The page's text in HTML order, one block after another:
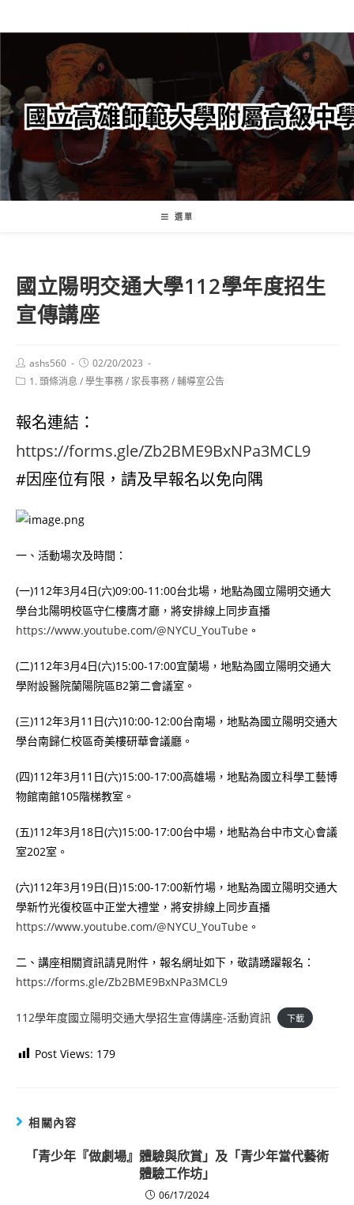
轉
要
內
容
選單
國立陽明交通大學112學年度招生
宣傳講座
Post
author:
ashs560
Post
published:
02/20/2023
Post1. 頭條消息 /學生事務/ 家長事務/輔導室公告
報名連結：
https://forms.gle/Zb2BME9BxNPa3MCL9
#因座位有限，請及早報名以免向隅
一、活動場次及時間：
(一)112年3月4日(六)09:00-11:00台北場，地點為國立陽明交通大
學台北陽明校區守仁樓膺才廳，將安排線上同步直播
https://www.youtube.com/@NYCU_YouTube 。
(二)112年3月4日(六)15:00-17:00宜蘭場，地點為國立陽明交通大
學附設醫院蘭陽院區B2第二會議室。
(三)112年3月11日(六)10:00-12:00台南場，地點為國立陽明交通大
學台南歸仁校區奇美樓研華會議廳。
(四)112年3月11日(六)15:00-17:00高雄場，地點為國立科學工藝博
物館南館105階梯教室。
(五)112年3月18日(六)15:00-17:00台中場，地點為台中市文心會議
室202室。
(六)112年3月19日(日)15:00-17:00新竹場，地點為國立陽明交通大
學新竹光復校區中正堂大禮堂，將安排線上同步直播
https://www.youtube.com/@NYCU_YouTube 。
二、講座相關資訊請見附件，報名網址如下，敬請踴躍報名：
https://forms.gle/Zb2BME9BxNPa3MCL9
112學年度國立陽明交通大學招生宣傳講座-活動資訊 下載
Post Views: 179
相關內容
「青少年『做劇場』體驗與欣賞」及「青少年當代藝術
體驗工作坊」
06/17/2024